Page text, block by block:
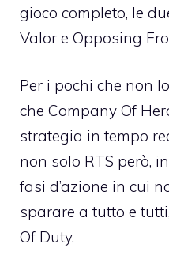
gioco completo, le
Valor e Opposing
Per i pochi che non
che Company Of
strategia in tempo
non solo RTS però,
fasi d’azione in cui
sparare a tutto e
Of Duty.